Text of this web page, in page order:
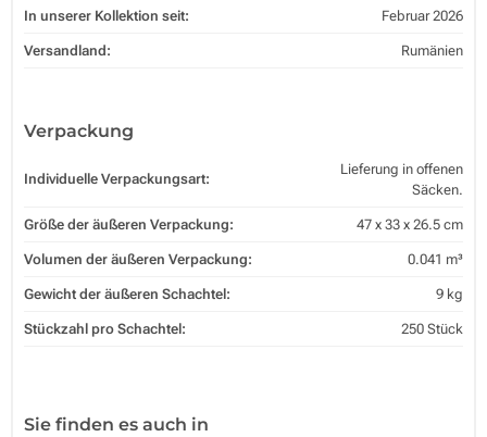
In unserer Kollektion seit: Februar 2026
Versandland: Rumänien
Verpackung
Individuelle Verpackungsart:
Lieferung in offenen
Säcken.
Größe der äußeren Verpackung: 47 x 33 x 26.5 cm
Volumen der äußeren Verpackung: 0.041 m³
Gewicht der äußeren Schachtel: 9 kg
Stückzahl pro Schachtel: 250 Stück
Sie finden es auch in